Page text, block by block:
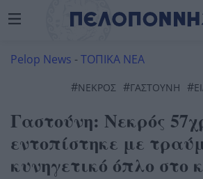
Pelop News -ΤΟΠΙΚΑ ΝΕΑ
#ΝΕΚΡΟΣ #ΓΑΣΤΟΥΝΗ #
Γαστούνη: Νεκρός
εντοπίστηκε με
κυνηγετικό όπλο στο